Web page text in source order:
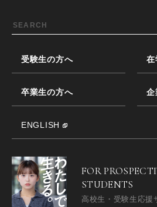
受験生の方へ 在
卒業生の方へ 企
ENGLISH
FOR
STUDENTS
高校生・受験生応援